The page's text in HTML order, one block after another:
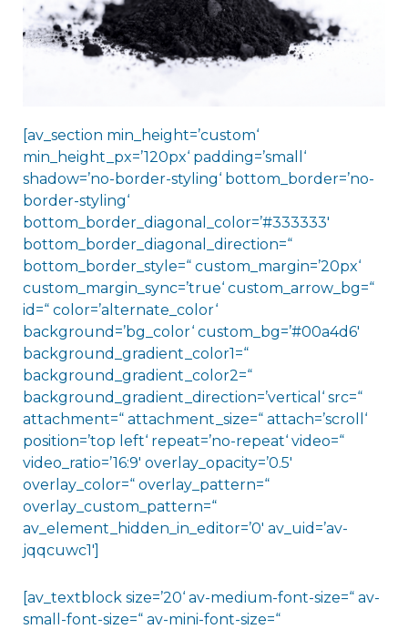
[av_section min_height=’custom‘
min_height_px=’120px‘ padding=’small‘
shadow=’no-border-styling‘ bottom_border=’no-
border-styling‘
bottom_border_diagonal_color=’#333333′
bottom_border_diagonal_direction=“
bottom_border_style=“ custom_margin=’20px‘
custom_margin_sync=’true‘ custom_arrow_bg=“
id=“ color=’alternate_color‘
background=’bg_color‘ custom_bg=’#00a4d6′
background_gradient_color1=“
background_gradient_color2=“
background_gradient_direction=’vertical‘ src=“
attachment=“ attachment_size=“ attach=’scroll‘
position=’top left‘ repeat=’no-repeat‘ video=“
video_ratio=’16:9′ overlay_opacity=’0.5′
overlay_color=“ overlay_pattern=“
overlay_custom_pattern=“
av_element_hidden_in_editor=’0′ av_uid=’av-
jqqcuwc1′]
[av_textblock size=’20‘ av-medium-font-size=“ av-
small-font-size=“ av-mini-font-size=“